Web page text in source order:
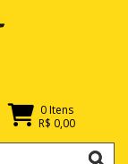
0 Itens
R$ 0,00